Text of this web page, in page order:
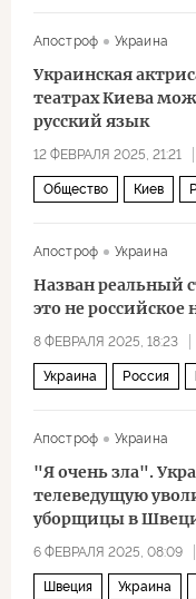
Апостроф
Украина
Украинская
театрах Киева
русский язык
12 ФЕВРАЛЯ 2025, 21:21
Общество Киев
Апостроф Украина
Назван реальный
это не российское
8 ФЕВРАЛЯ 2025, 18:23
Украина Россия
Апостроф Украина
"Я очень зла".
телеведущую
уборщицы в
6 ФЕВРАЛЯ 2025, 08:09
Швеция Украина